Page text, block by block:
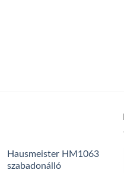
Hausmeister HM1063
szabadonálló